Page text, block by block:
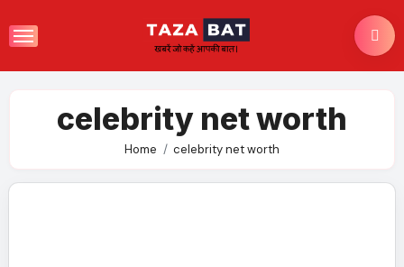
to
celebrity net worth
Home celebrity net worth